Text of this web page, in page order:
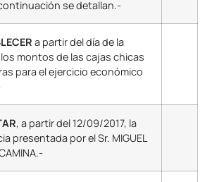
se detallan.-
a partir del día de la
montos de las cajas chicas
para el ejercicio económico
, a partir del 12/09/2017, la
presentada por el Sr. MIGUEL